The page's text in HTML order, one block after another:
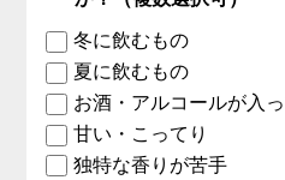
冬に飲むもの
夏に飲むもの
お酒・アルコールが入
甘い・こってり
独特な香りが苦手